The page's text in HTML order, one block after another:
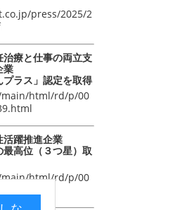
press/2025/2
療と仕事の両立支
業
プラス」認定を取得
html/rd/p/00
躍推進企業
最高位（３つ星）取
html/rd/p/00